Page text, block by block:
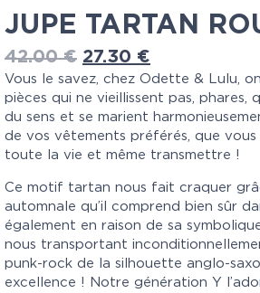
JUPE TARTAN
42.00€ 27.30 €
Vous le savez, chez Odette & Lulu,
pièces qui ne vieillissent pas, phares,
du sens et se marient
de vos vêtements préférés, que
toute la vie et même transmettre !
Ce motif tartan nous fait craquer
automnale qu’il comprend bien sûr
également en raison de sa
nous transportant
punk-rock de la silhouette anglo-
excellence ! Notre génération Y